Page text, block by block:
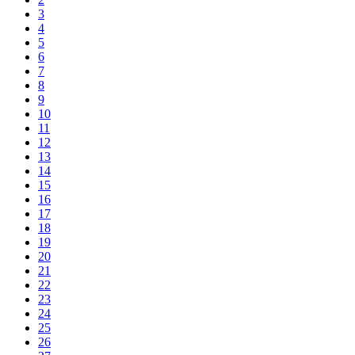
3
4
5
6
7
8
9
10
11
12
13
14
15
16
17
18
19
20
21
22
23
24
25
26